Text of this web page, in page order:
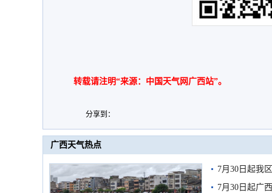
转载请注明“来源：中国天气网广西站”。
分享到：
广西天气热点
7月30日起我
7月30日起广